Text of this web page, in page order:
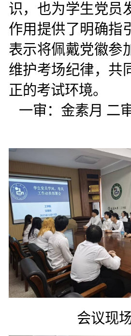
识，也为学生党员
作用提供了明确指
表示将佩戴党徽参
维护考场纪律，共
正的考试环境。
一审：金素月 二
会议现